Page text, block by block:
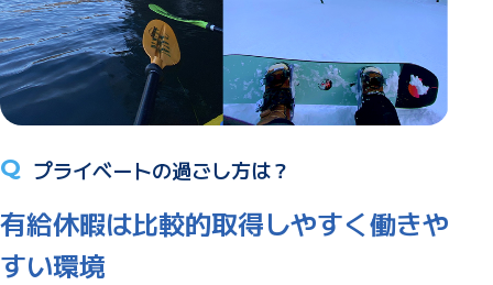
Q プライベートの過ごし方は？
有給休暇は比較的取得しやすく働きや
すい環境